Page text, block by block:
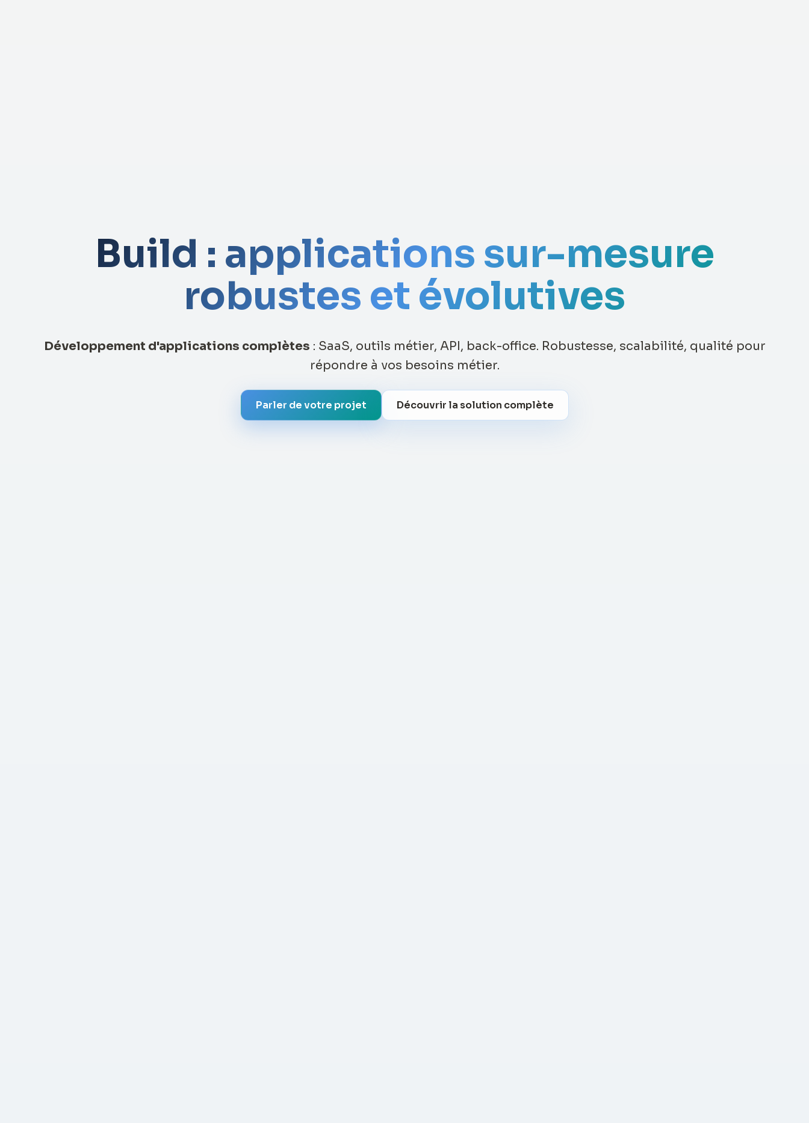
Build : applications sur-mesure
robustes et évolutives
Développement d'applications complètes : SaaS, outils métier, API, back-office. Robustesse, scalabilité, qualité pour
répondre à vos besoins métier.
Parler de votre projet Découvrir la solution complète